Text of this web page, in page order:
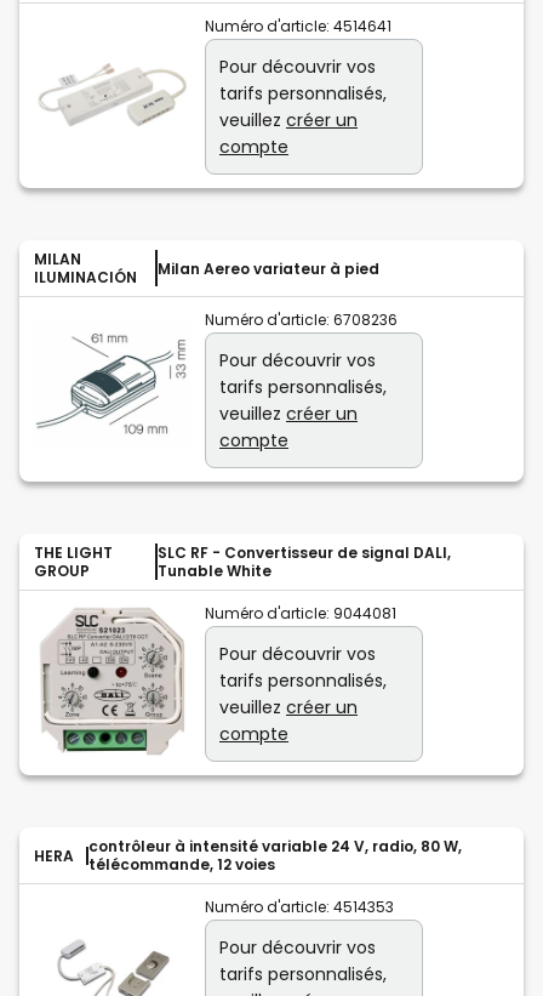
Numéro d'article: 4514641
Pour découvrir vos
tarifs personnalisés,
veuillez créer un
compte
MILAN
ILUMINACIÓN
Milan Aereo variateur à pied
Numéro d'article: 6708236
Pour découvrir vos
tarifs personnalisés,
veuillez créer un
compte
THE LIGHT
GROUP
SLC RF - Convertisseur de signal DALI,
Tunable White
Numéro d'article: 9044081
Pour découvrir vos
tarifs personnalisés,
veuillez créer un
compte
HERA
contrôleur à intensité variable 24 V, radio, 80 W,
télécommande, 12 voies
Numéro d'article: 4514353
Pour découvrir vos
tarifs personnalisés,